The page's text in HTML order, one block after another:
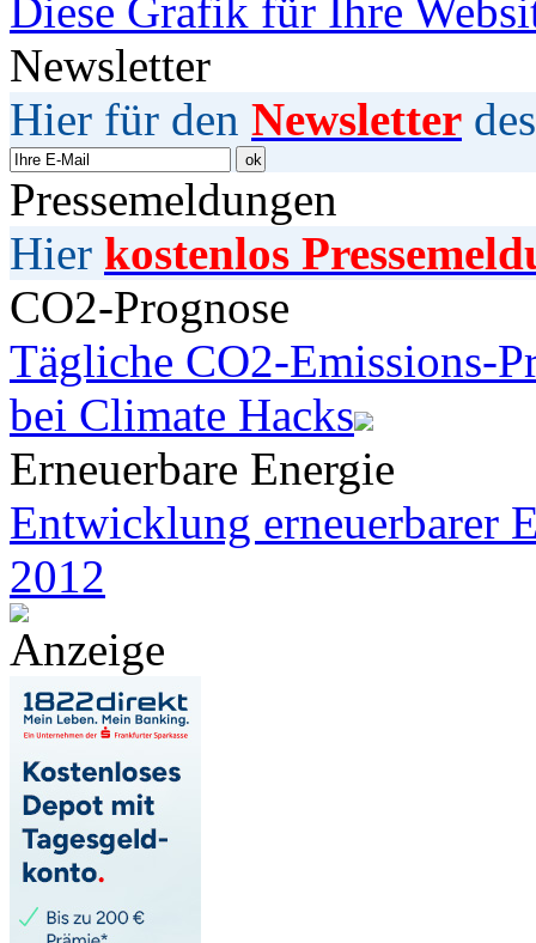
Diese Grafik für Ihre
Newsletter
Hier für den Newsletter
Pressemeldungen
Hier kostenlos
CO2-Prognose
Tägliche CO2-Emissions-
bei Climate Hacks
Erneuerbare Energie
Entwicklung erneuerbarer
2012
Anzeige